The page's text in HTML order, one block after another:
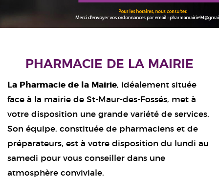
PHARMACIE DE LA MAIRIE
La Pharmacie de la Mairie, idéalement située
face à la mairie de St-Maur-des-Fossés, met à
votre disposition une grande variété de services.
Son équipe, constituée de pharmaciens et de
préparateurs, est à votre disposition du lundi au
samedi pour vous conseiller dans une
atmosphère conviviale.